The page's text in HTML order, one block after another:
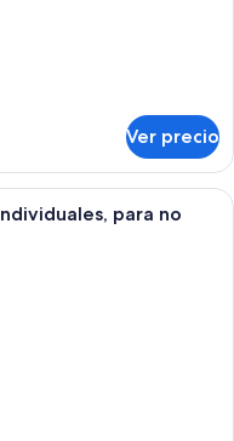
Ver precio
habitación de hotel con una
para no